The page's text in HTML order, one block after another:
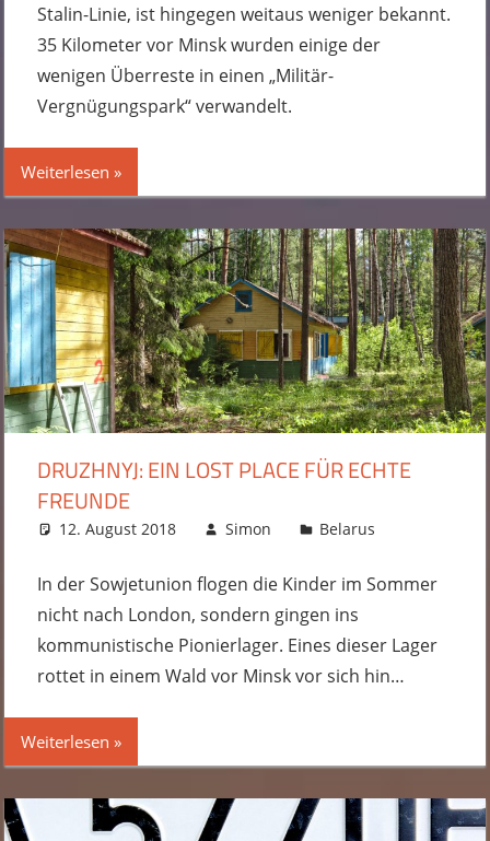
Stalin-Linie, ist hingegen weitaus weniger bekannt.
35 Kilometer vor Minsk wurden einige der
wenigen Überreste in einen „Militär-
Vergnügungspark“ verwandelt.
Weiterlesen
DRUZHNYJ: EIN LOST PLACE FÜR ECHTE
FREUNDE
12. August 2018 Simon
Belarus
hinterlassen
In der Sowjetunion flogen die Kinder im Sommer
nicht nach London, sondern gingen ins
kommunistische Pionierlager. Eines dieser Lager
rottet in einem Wald vor Minsk vor sich hin…
Weiterlesen